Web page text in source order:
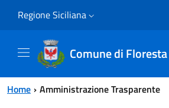
Regione Siciliana
Comune di Floresta
Home Amministrazione Trasparente